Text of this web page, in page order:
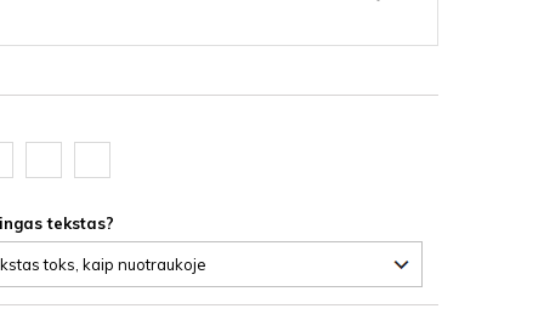
latte
HDF
tekstas?